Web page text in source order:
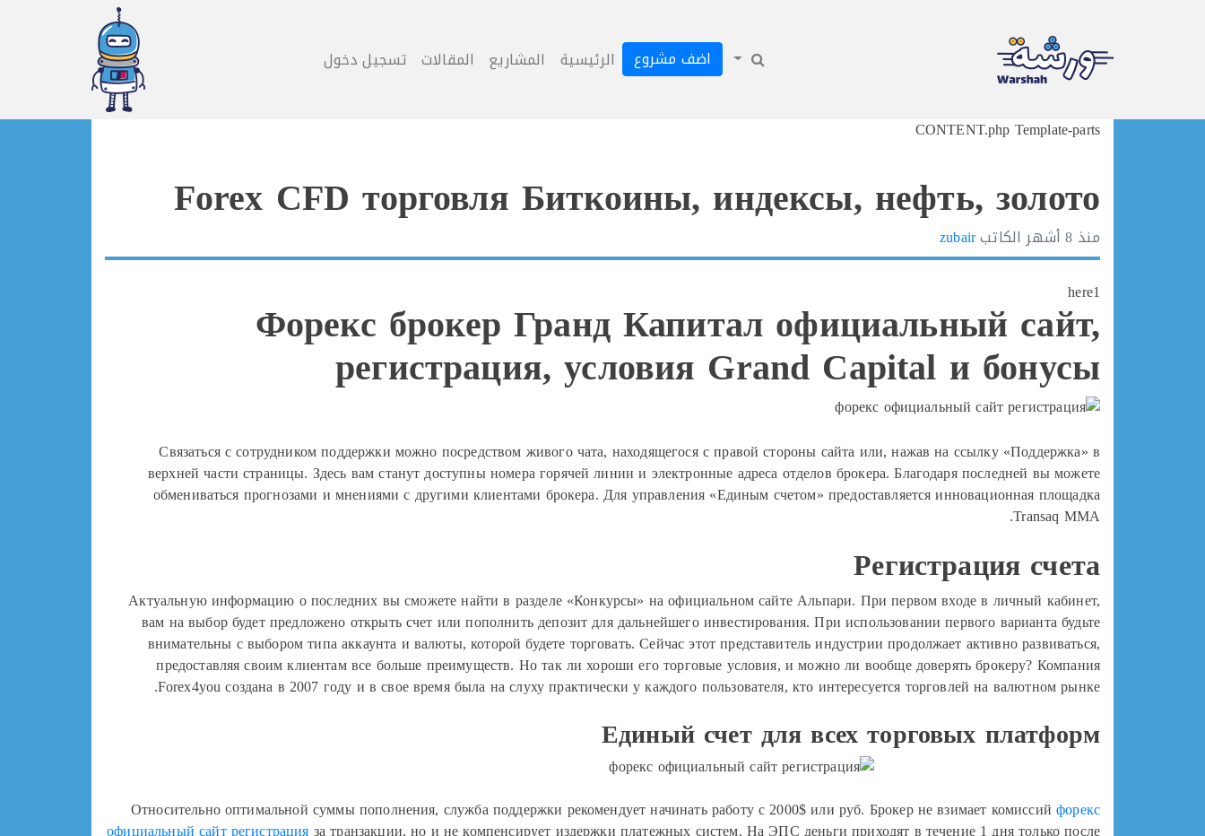
اضف مشروع الرئيسية المشاريع المقالات تسجيل دخول
Skip
CONTENT.php Template-parts
Forex CFD торговля Биткоины, индексы, нефть, золото
منذ 8 أشهر الكاتبzubair
here1
Форекс брокер Гранд Капитал официальный сайт,
регистрация, условия Grand Capital и бонусы
Связаться с сотрудником поддержки можно посредством живого чата, находящегося с правой стороны сайта или, нажав на ссылку «Поддержка» в
верхней части страницы. Здесь вам станут доступны номера горячей линии и электронные адреса отделов брокера. Благодаря последней вы можете
обмениваться прогнозами и мнениями с другими клиентами брокера. Для управления «Единым счетом» предоставляется инновационная площадка
Transaq MMA.
Регистрация счета
Актуальную информацию о последних вы сможете найти в разделе «Конкурсы» на официальном сайте Альпари. При первом входе в личный кабинет,
вам на выбор будет предложено открыть счет или пополнить депозит для дальнейшего инвестирования. При использовании первого варианта будьте
внимательны с выбором типа аккаунта и валюты, которой будете торговать. Сейчас этот представитель индустрии продолжает активно развиваться,
предоставляя своим клиентам все больше преимуществ. Но так ли хороши его торговые условия, и можно ли вообще доверять брокеру? Компания
Forex4you создана в 2007 году и в свое время была на слуху практически у каждого пользователя, кто интересуется торговлей на валютном рынке.
Единый счет для всех торговых платформ
Относительно оптимальной суммы пополнения, служба поддержки рекомендует начинать работу с 2000$ или руб. Брокер не взимает комиссийфорекс